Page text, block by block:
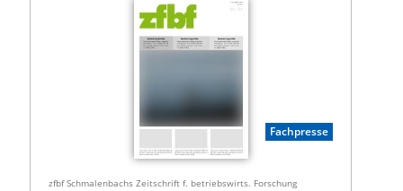
Fachpresse
zfbf Schmalenbachs Zeitschrift f. betriebswirts. Forschung